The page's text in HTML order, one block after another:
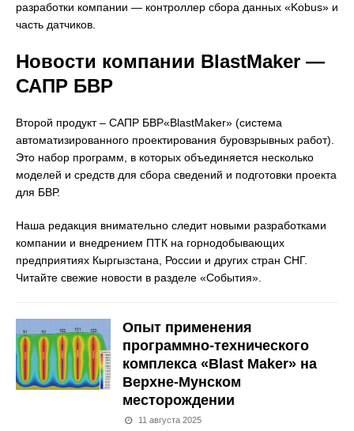
разработки компании — контроллер сбора данных «Kobus» и
часть датчиков.
Новости компании BlastMaker —
САПР БВР
Второй продукт – САПР БВР«BlastMaker» (система
автоматизированного проектирования буровзрывных работ).
Это набор программ, в которых объединяется несколько
моделей и средств для сбора сведений и подготовки проекта
для БВР.
Наша редакция внимательно следит новыми разработками
компании и внедрением ПТК на горнодобывающих
предприятиях Кыргызстана, России и других стран СНГ.
Читайте свежие новости в разделе «События».
Опыт применения
программно-технического
комплекса «Blast Maker» на
Верхне-Мунском
месторождении
11 августа 2025